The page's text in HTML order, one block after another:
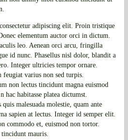
adipiscing elit. Proin tristique
elementum auctor orci in dictum.
leo. Aenean orci arcu, fringilla
id nunc. Phasellus nisl dolor, blandit a
Integer ultricies tempor ornare.
varius non sed turpis.
non lectus tincidunt magna euismod
habitasse platea dictumst.
malesuada molestie, quam ante
sapien at lectus. Integer id semper elit.
commodo et, euismod non tortor.
mauris.